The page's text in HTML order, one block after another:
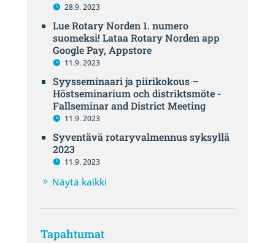
28.9. 2023
Lue Rotary Norden 1. numero
suomeksi! Lataa Rotary Norden app
Google Pay, Appstore
11.9. 2023
Syysseminaari ja piirikokous –
Höstseminarium och distriktsmöte -
Fallseminar and District Meeting
11.9. 2023
Syventävä rotaryvalmennus syksyllä
2023
11.9. 2023
Näytä kaikki
Tapahtumat